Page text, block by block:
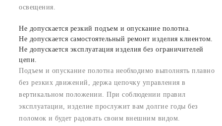
освещения.
Не допускается резкий подъем и опускание полотна.
Не допускается самостоятельный ремонт изделия клиентом.
Не допускается эксплуатация изделия без ограничителей
цепи.
Подъем и опускание полотна необходимо выполнять плавно
без резких движений, держа цепочку управления в
вертикальном положении. При соблюдении правил
эксплуатации, изделие прослужит вам долгие годы без
поломок и будет радовать своим внешним видом.